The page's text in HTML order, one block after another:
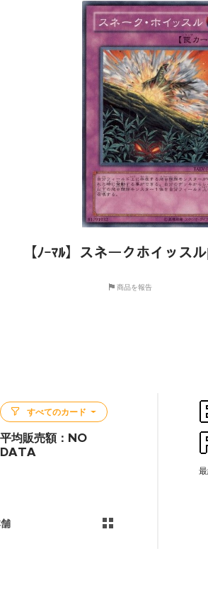
【ﾉｰﾏﾙ】スネークホイッス
商品を報告
すべてのカード
平均販売額： NO
DATA